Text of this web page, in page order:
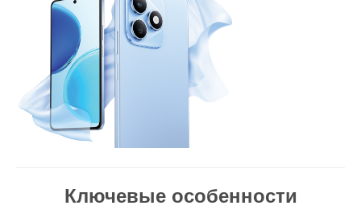
Ключевые особенности